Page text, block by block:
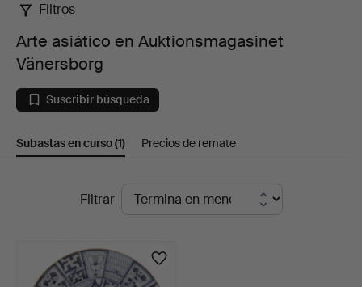
Arte
asiático
en
Auktionsmagasinet
Filtros
Arte asiático en Auktionsmagasinet
Vänersborg
Suscribir búsqueda
Subastas en curso(1) Precios de remate
SubastasFiltrar